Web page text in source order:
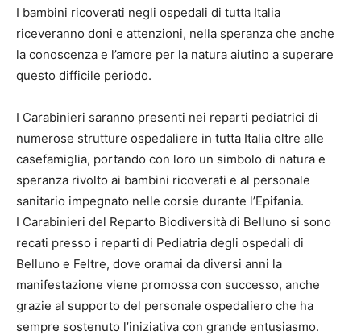
I bambini ricoverati negli ospedali di tutta Italia
riceveranno doni e attenzioni, nella speranza che anche
la conoscenza e l’amore per la natura aiutino a superare
questo difficile periodo.
I Carabinieri saranno presenti nei reparti pediatrici di
numerose strutture ospedaliere in tutta Italia oltre alle
casefamiglia, portando con loro un simbolo di natura e
speranza rivolto ai bambini ricoverati e al personale
sanitario impegnato nelle corsie durante l’Epifania.
I Carabinieri del Reparto Biodiversità di Belluno si sono
recati presso i reparti di Pediatria degli ospedali di
Belluno e Feltre, dove oramai da diversi anni la
manifestazione viene promossa con successo, anche
grazie al supporto del personale ospedaliero che ha
sempre sostenuto l’iniziativa con grande entusiasmo.